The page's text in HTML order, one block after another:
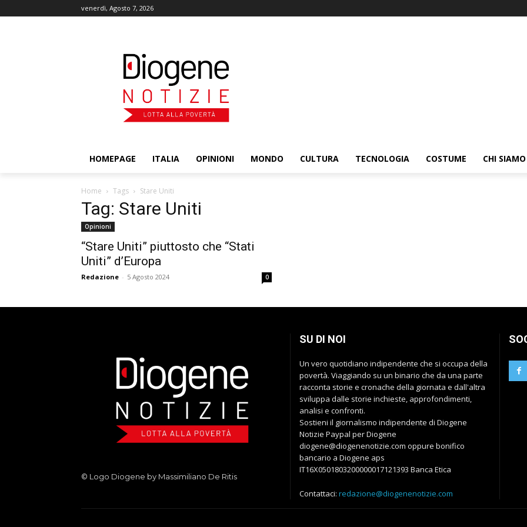
venerdì, Agosto 7, 2026
HOMEPAGE ITALIA OPINIONI MONDO CULTURA TECNOLOGIA COSTUME CHI SIAMO
Home Tags Stare Uniti
Tag: Stare Uniti
Opinioni
“Stare Uniti” piuttosto che “Stati
Uniti” d’Europa
Redazione - 5 Agosto 2024 0
© Logo Diogene by Massimiliano De Ritis
SU DI NOI
Un vero quotidiano indipendente che si occupa della
povertà. Viaggiando su un binario che da una parte
racconta storie e cronache della giornata e dall'altra
sviluppa dalle storie inchieste, approfondimenti,
analisi e confronti.
Sostieni il giornalismo indipendente di Diogene
Notizie Paypal per Diogene
diogene@diogenenotizie.com oppure bonifico
bancario a Diogene aps
IT16X0501803200000017121393 Banca Etica
Contattaci: redazione@diogenenotizie.com